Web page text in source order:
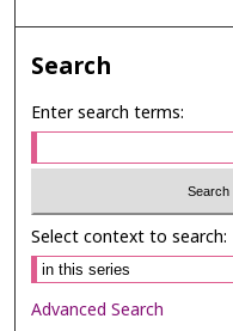
Search
Enter search terms:
Select context to search:
Advanced Search